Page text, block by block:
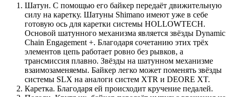
Шатун. С помощью его байкер передаёт движительную
силу на каретку. Шатуны Shimano имеют уже в себе
готовую ось для каретки системы HOLLOWTECH.
Основой шатунного механизма является звёзды Dynamic
Chain Engagement +. Благодаря сочетанию этих трёх
элементов цепь работает ровно без рывков, а
трансмиссия плавно. Звёзды на шатунном механизме
взаимозаменяемы. Байкер легко может поменять звёзды
системы SLX на аналоги систем XTR и DEORE XT.
Каретка. Благодаря ей происходит кручение педалей.